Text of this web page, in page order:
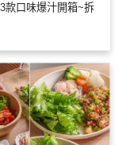
款口味爆汁開箱~拆